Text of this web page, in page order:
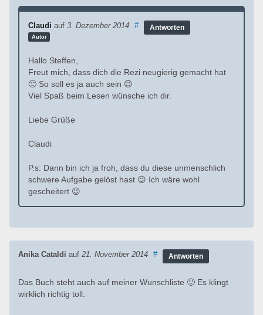
Claudi auf 3. Dezember 2014
Autor
# Antworten
Hallo Steffen,
Freut mich, dass dich die Rezi neugierig gemacht hat
🙂 So soll es ja auch sein 😉
Viel Spaß beim Lesen wünsche ich dir.
Liebe Grüße
Claudi
P.s: Dann bin ich ja froh, dass du diese unmenschlich
schwere Aufgabe gelöst hast 😉 Ich wäre wohl
gescheitert 😉
Anika Cataldi auf 21. November 2014 # Antworten
Das Buch steht auch auf meiner Wunschliste 🙂 Es klingt
wirklich richtig toll.